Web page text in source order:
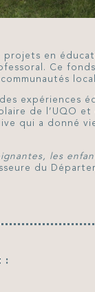
projets en
Ce
expériences
de l’UQO et
qui a donné
les
du
: